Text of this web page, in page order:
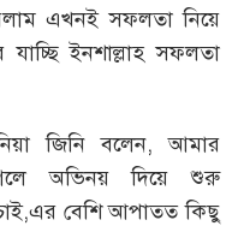
এখনই সফলতা নিয়ে
ইনশাল্লাহ সফলতা
জিনি বলেন, আমার
অভিনয় দিয়ে শুরু
বেশি আপাতত কিছু